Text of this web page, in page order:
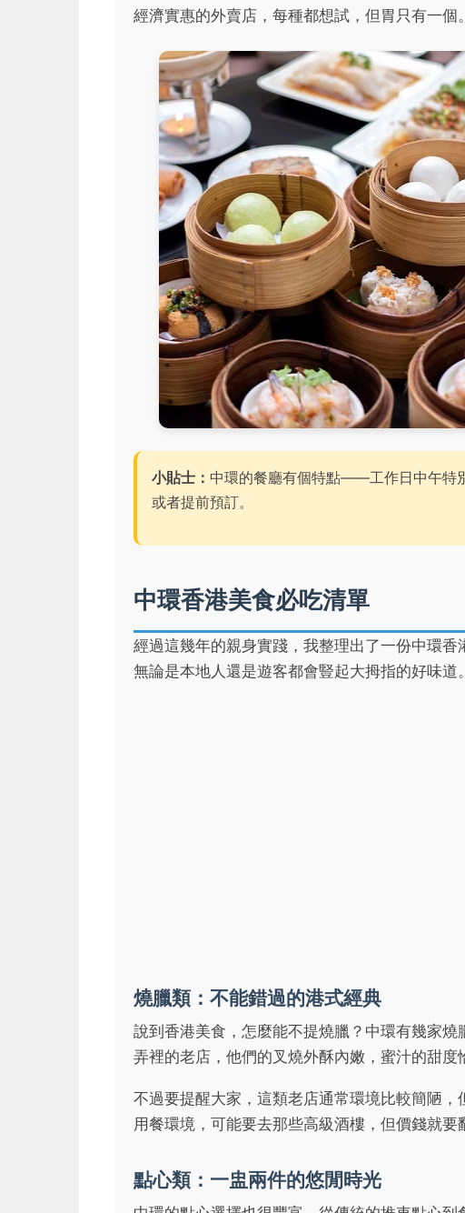
經濟實惠的外賣店，每種都想試，但胃只有一個。
小貼士： 中環的餐廳有個特點——工作日中午特
或者提前預訂。
中環香港美食必吃清單
經過這幾年的親身實踐，我整理出了一份中環香
無論是本地人還是遊客都會豎起大拇指的好味道。
燒臘類：不能錯過的港式經典
說到香港美食，怎麼能不提燒臘？中環有幾家
弄裡的老店，他們的叉燒外酥內嫩，蜜汁的甜度
不過要提醒大家，這類老店通常環境比較簡陋
用餐環境，可能要去那些高級酒樓，但價錢就要
點心類：一盅兩件的悠閒時光